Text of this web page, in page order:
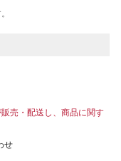
売・配送し、商品に関す
せ